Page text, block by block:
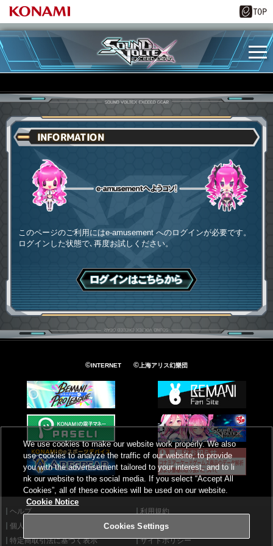
INFORMATION
このページのご利用にはe-amusement へのログインが必要です。
ログインした状態で､再度お試しください。
ログインはこちら
©INTERNET ©上海アリス幻樂団
ヘルプ
利用規約
個人情報等保護方針
外部送信について
特定商取引法に基づく表示
サイトポリシー
We use cookies to make our website work properly. We also
use cookies to analyze the traffic of our website, to provide
you with the advertisement tailored to your interest, and to li
nk our website to the social media. If you select “Accept All
Cookies”, all of these cookies will be used on our website.
Cookie Notice
Cookies Settings